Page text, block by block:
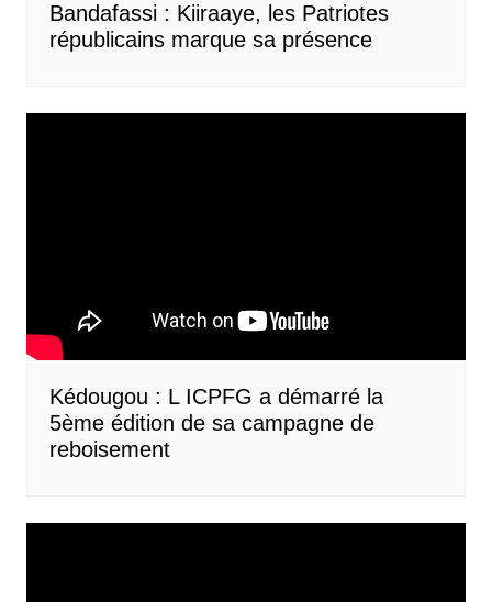
Bandafassi : Kiiraaye, les Patriotes
républicains marque sa présence
Kédougou : L ICPFG a démarré la
5ème édition de sa campagne de
reboisement